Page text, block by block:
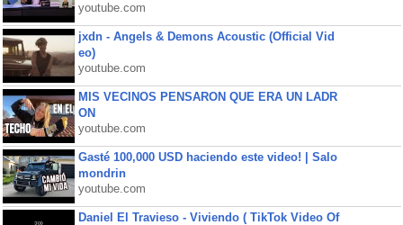
youtube.com
jxdn - Angels & Demons Acoustic (Official Vid
eo)
youtube.com
MIS VECINOS PENSARON QUE ERA UN LADR
ON
youtube.com
Gasté 100,000 USD haciendo este video! | Salo
mondrin
youtube.com
Daniel El Travieso - Viviendo ( TikTok Video Of